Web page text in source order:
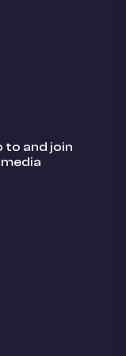
to and join